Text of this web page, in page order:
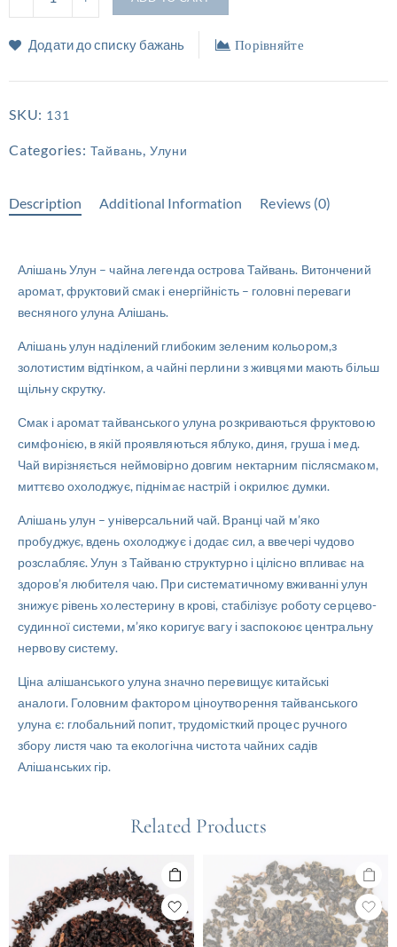
Додати до списку бажань Порівняйте
SKU: 131
Categories: Тайвань, Улуни
Description Additional Information Reviews (0)
Алішань Улун – чайна легенда острова Тайвань. Витончений
аромат, фруктовий смак і енергійність – головні переваги
весняного улуна Алішань.
Алішань улун наділений глибоким зеленим кольором,з
золотистим відтінком, а чайні перлини з живцями мають більш
щільну скрутку.
Смак і аромат тайванського улуна розкриваються фруктовою
симфонією, в якій проявляються яблуко, диня, груша і мед.
Чай вирізняється неймовірно довгим нектарним післясмаком,
миттєво охолоджує, піднімає настрій і окрилює думки.
Алішань улун – універсальний чай. Вранці чай м’яко
пробуджує, вдень охолоджує і додає сил, а ввечері чудово
розслабляє. Улун з Тайваню структурно і цілісно впливає на
здоров’я любителя чаю. При систематичному вживанні улун
знижує рівень холестерину в крові, стабілізує роботу серцево-
судинної системи, м’яко коригує вагу і заспокоює центральну
нервову систему.
Ціна алішанського улуна значно перевищує китайські
аналоги. Головним фактором ціноутворення тайванського
улуна є: глобальний попит, трудомісткий процес ручного
збору листя чаю та екологічна чистота чайних садів
Алішанських гір.
Related Products